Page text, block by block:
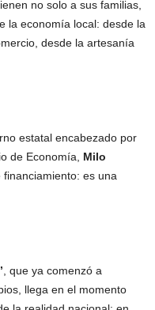
no solo a sus familias,
la economía local: desde la
desde la artesanía
estatal encabezado por
de Economía, Milo
financiamiento: es una
, que ya comenzó a
llega en el momento